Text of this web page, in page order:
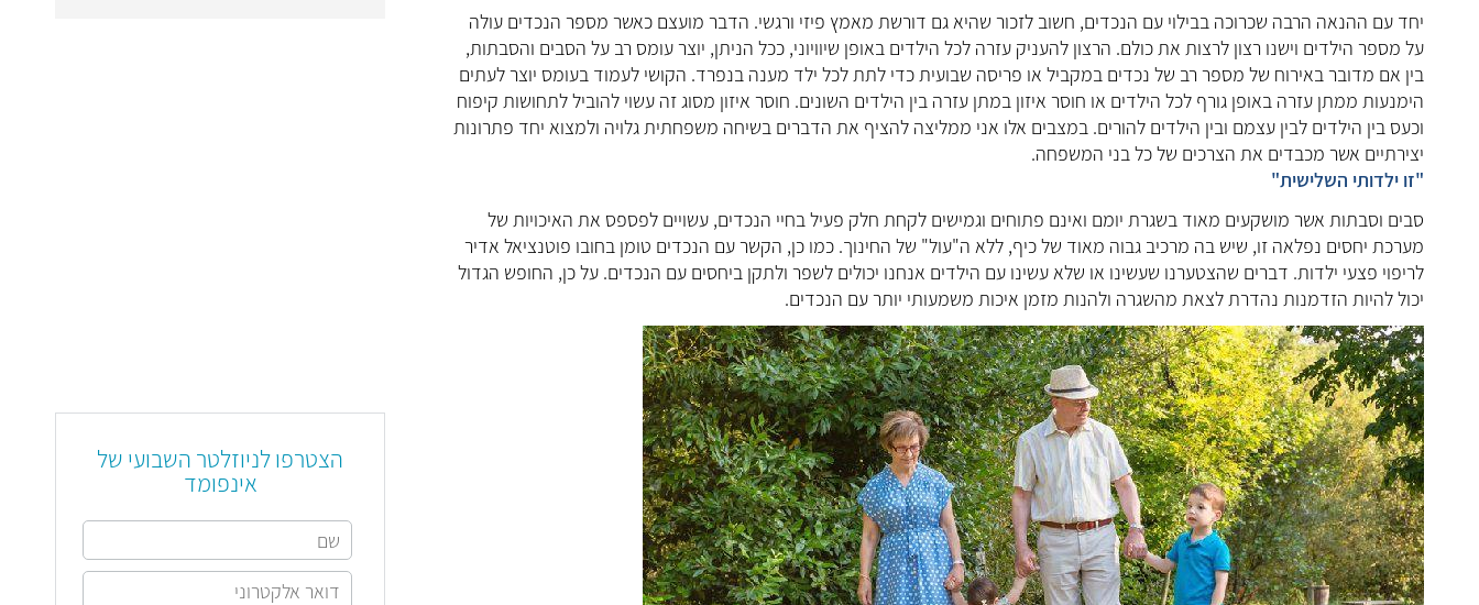
יחד עם ההנאה הרבה שכרוכה בבילוי עם הנכדים, חשוב לזכור שהיא גם דורשת מאמץ פיזי ורגשי. הדבר מועצם כאשר מספר הנכדים עולה
על מספר הילדים וישנו רצון לרצות את כולם. הרצון להעניק עזרה לכל הילדים באופן שיוויוני, ככל הניתן, יוצר עומס רב על הסבים והסבתות,
בין אם מדובר באירוח של מספר רב של נכדים במקביל או פריסה שבועית כדי לתת לכל ילד מענה בנפרד. הקושי לעמוד בעומס יוצר לעתים
הימנעות ממתן עזרה באופן גורף לכל הילדים או חוסר איזון במתן עזרה בין הילדים השונים. חוסר איזון מסוג זה עשוי להוביל לתחושות קיפוח
וכעס בין הילדים לבין עצמם ובין הילדים להורים. במצבים אלו אני ממליצה להציף את הדברים בשיחה משפחתית גלויה ולמצוא יחד פתרונות
יצירתיים אשר מכבדים את הצרכים של כל בני המשפחה.
"זו ילדותי השלישית"
סבים וסבתות אשר מושקעים מאוד בשגרת יומם ואינם פתוחים וגמישים לקחת חלק פעיל בחיי הנכדים, עשויים לפספס את האיכויות של
מערכת יחסים נפלאה זו, שיש בה מרכיב גבוה מאוד של כיף, ללא ה"עול" של החינוך. כמו כן, הקשר עם הנכדים טומן בחובו פוטנציאל אדיר
לריפוי פצעי ילדות. דברים שהצטערנו שעשינו או שלא עשינו עם הילדים אנחנו יכולים לשפר ולתקן ביחסים עם הנכדים. על כן, החופש הגדול
יכול להיות הזדמנות נהדרת לצאת מהשגרה ולהנות מזמן איכות משמעותי יותר עם הנכדים.
הצטרפו לניוזלטר השבועי של
אינפומד